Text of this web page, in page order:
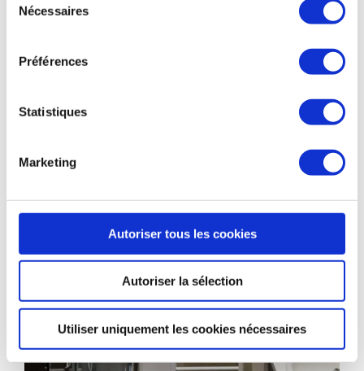
Nécessaires
Préférences
Statistiques
Marketing
Autoriser tous les cookies
Autoriser la sélection
Utiliser uniquement les cookies nécessaires